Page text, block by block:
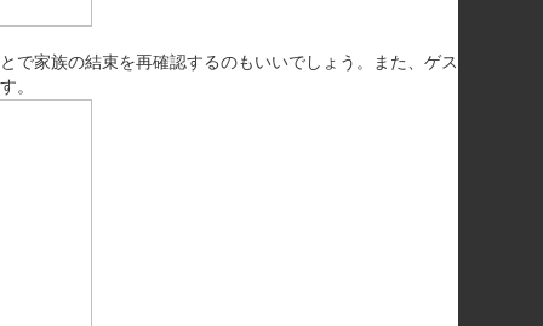
で家族の結束を再確認するのもいいでしょう。また、ゲス
。